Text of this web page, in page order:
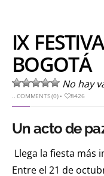
IX
BOGOTÁ
No hay
..COMMENTS (0)• 8426
Un acto de
Llega la fiesta
Entre el 21 de